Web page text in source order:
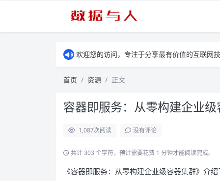
欢迎您的访问，专注于分享最有价值的互联网
首页 资源 正文
容器即服务：从零构建企业
1,087次阅读 没有评论
共计 303 个字符，预计需要花费 1 分钟才能阅读完成。
《容器即服务：从零构建企业级容器集群》介